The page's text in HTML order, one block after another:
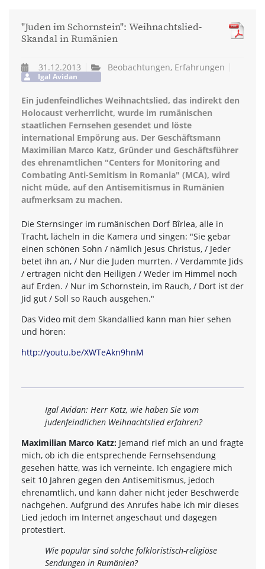
"Juden im Schornstein": Weihnachtslied-
Skandal in Rumänien
31.12.2013 Beobachtungen, Erfahrungen
Igal Avidan
Ein judenfeindliches Weihnachtslied, das indirekt den
Holocaust verherrlicht, wurde im rumänischen
staatlichen Fernsehen gesendet und löste
international Empörung aus. Der Geschäftsmann
Maximilian Marco Katz, Gründer und Geschäftsführer
des ehrenamtlichen "Centers for Monitoring and
Combating Anti-Semitism in Romania" (MCA), wird
nicht müde, auf den Antisemitismus in Rumänien
aufmerksam zu machen.
Die Sternsinger im rumänischen Dorf Bîrlea, alle in
Tracht, lächeln in die Kamera und singen: "Sie gebar
einen schönen Sohn / nämlich Jesus Christus, / Jeder
betet ihn an, / Nur die Juden murrten. / Verdammte Jids
/ ertragen nicht den Heiligen / Weder im Himmel noch
auf Erden. / Nur im Schornstein, im Rauch, / Dort ist der
Jid gut / Soll so Rauch ausgehen."
Das Video mit dem Skandallied kann man hier sehen
und hören:
http://youtu.be/XWTeAkn9hnM
Igal Avidan: Herr Katz, wie haben Sie vom
judenfeindlichen Weihnachtslied erfahren?
Maximilian Marco Katz: Jemand rief mich an und fragte
mich, ob ich die entsprechende Fernsehsendung
gesehen hätte, was ich verneinte. Ich engagiere mich
seit 10 Jahren gegen den Antisemitismus, jedoch
ehrenamtlich, und kann daher nicht jeder Beschwerde
nachgehen. Aufgrund des Anrufes habe ich mir dieses
Lied jedoch im Internet angeschaut und dagegen
protestiert.
Wie populär sind solche folkloristisch-religiöse
Sendungen in Rumänien?